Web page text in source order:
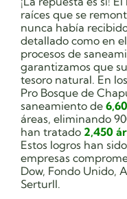
raíces que se
nunca había
detallado como en
procesos de
garantizamos que
tesoro natural. En
Pro Bosque de
saneamiento de
áreas, eliminando
han tratado 2,450
Estos logros han
empresas
Dow, Fondo Unido,
Serturll.